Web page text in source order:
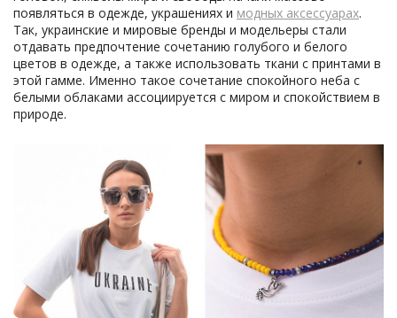
появляться в одежде, украшениях и модных аксессуарах.
Так, украинские и мировые бренды и модельеры стали
отдавать предпочтение сочетанию голубого и белого
цветов в одежде, а также использовать ткани с принтами в
этой гамме. Именно такое сочетание спокойного неба с
белыми облаками ассоциируется с миром и спокойствием в
природе.